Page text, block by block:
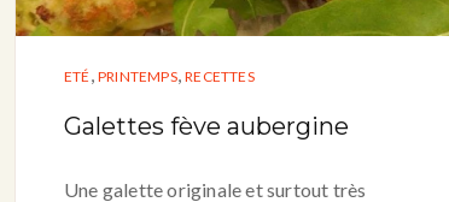
ETÉ ,PRINTEMPS,RECETTES
Galettes fève aubergine
Une galette originale et surtout très